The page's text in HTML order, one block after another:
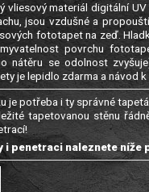
vliesový materiál digitální
jsou vzdušné a
fototapet na zeď.
povrchu
nátěru se odolnost
je lepidlo zdarma a návod k
je potřeba i ty správné
tapetovanou stěnu
i penetraci naleznete níže